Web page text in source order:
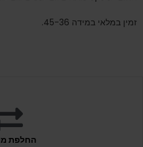
זמין במלאי במידה 45-36.
החלפת